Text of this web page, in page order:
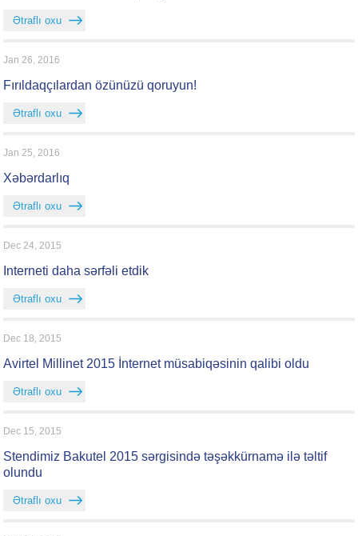
Ətraflı oxu
Jan 26, 2016
Fırıldaqçılardan özünüzü qoruyun!
Ətraflı oxu
Jan 25, 2016
Xəbərdarlıq
Ətraflı oxu
Dec 24, 2015
Interneti daha sərfəli etdik
Ətraflı oxu
Dec 18, 2015
Avirtel Millinet 2015 İnternet müsabiqəsinin qalibi oldu
Ətraflı oxu
Dec 15, 2015
Stendimiz Bakutel 2015 sərgisində təşəkkürnamə ilə təltif
olundu
Ətraflı oxu